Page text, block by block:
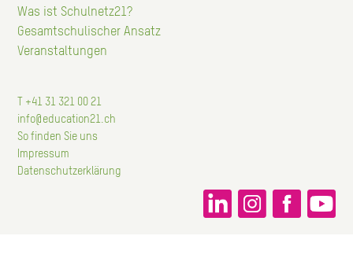
Hauptnavigation
Was ist Schulnetz21?
Gesamtschulischer Ansatz
Veranstaltungen
T +41 31 321 00 21
info@education21.ch
So finden Sie uns
Impressum
Datenschutzerklärung